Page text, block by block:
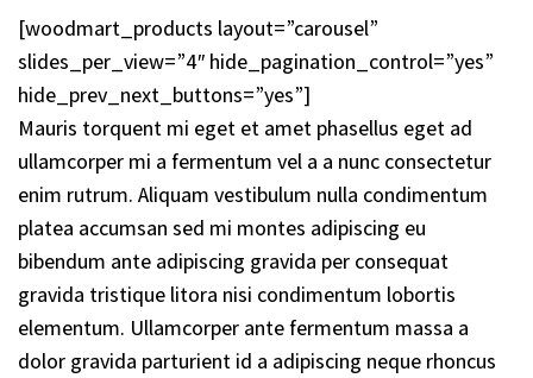
[woodmart_products layout=”carousel”
slides_per_view=”4″ hide_pagination_control=”yes”
hide_prev_next_buttons=”yes”]
Mauris torquent mi eget et amet phasellus eget ad
ullamcorper mi a fermentum vel a a nunc consectetur
enim rutrum. Aliquam vestibulum nulla condimentum
platea accumsan sed mi montes adipiscing eu
bibendum ante adipiscing gravida per consequat
gravida tristique litora nisi condimentum lobortis
elementum. Ullamcorper ante fermentum massa a
dolor gravida parturient id a adipiscing neque rhoncus